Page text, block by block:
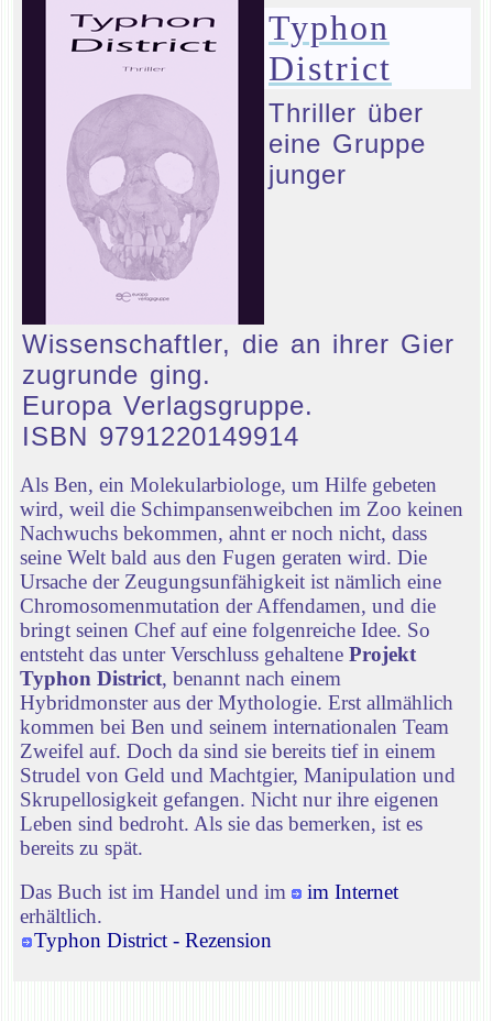
Typhon
District
Thriller über
eine Gruppe
junger
Wissenschaftler, die an ihrer Gier
zugrunde ging.
Europa Verlagsgruppe.
ISBN 9791220149914
Als Ben, ein Molekularbiologe, um Hilfe gebeten
wird, weil die Schimpansenweibchen im Zoo keinen
Nachwuchs bekommen, ahnt er noch nicht, dass
seine Welt bald aus den Fugen geraten wird. Die
Ursache der Zeugungsunfähigkeit ist nämlich eine
Chromosomenmutation der Affendamen, und die
bringt seinen Chef auf eine folgenreiche Idee. So
entsteht das unter Verschluss gehaltene Projekt
Typhon District, benannt nach einem
Hybridmonster aus der Mythologie. Erst allmählich
kommen bei Ben und seinem internationalen Team
Zweifel auf. Doch da sind sie bereits tief in einem
Strudel von Geld und Machtgier, Manipulation und
Skrupellosigkeit gefangen. Nicht nur ihre eigenen
Leben sind bedroht. Als sie das bemerken, ist es
bereits zu spät.
Das Buch ist im Handel und im
im Internet
erhältlich.
Typhon District - Rezension